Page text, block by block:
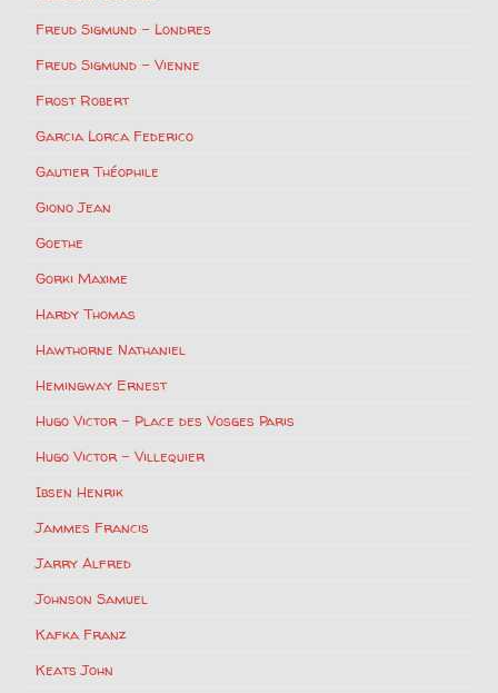
Freud Sigmund – Londres
Freud Sigmund – Vienne
Frost Robert
Garcia Lorca Federico
Gautier Théophile
Giono Jean
Goethe
Gorki Maxime
Hardy Thomas
Hawthorne Nathaniel
Hemingway Ernest
Hugo Victor – Place des Vosges Paris
Hugo Victor – Villequier
Ibsen Henrik
Jammes Francis
Jarry Alfred
Johnson Samuel
Kafka Franz
Keats John